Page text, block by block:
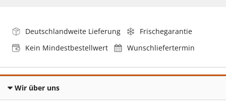
Deutschlandweite Lieferung
Frischegarantie
Kein Mindestbestellwert
Wunschliefertermin
Wir über uns